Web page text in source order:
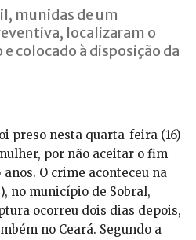
munidas de um
localizaram o
colocado à disposição da
preso nesta quarta-feira (16)
por não aceitar o fim
O crime aconteceu na
no município de Sobral,
ocorreu dois dias depois,
no Ceará. Segundo a